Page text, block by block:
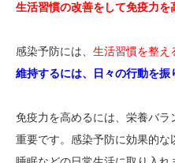
生活習慣の改善をして免疫力を
感染予防には、 生活習慣を整え
維持するには、日々の行動を振
免疫力を高めるには、栄養バ
重要です。感染予防に効果的